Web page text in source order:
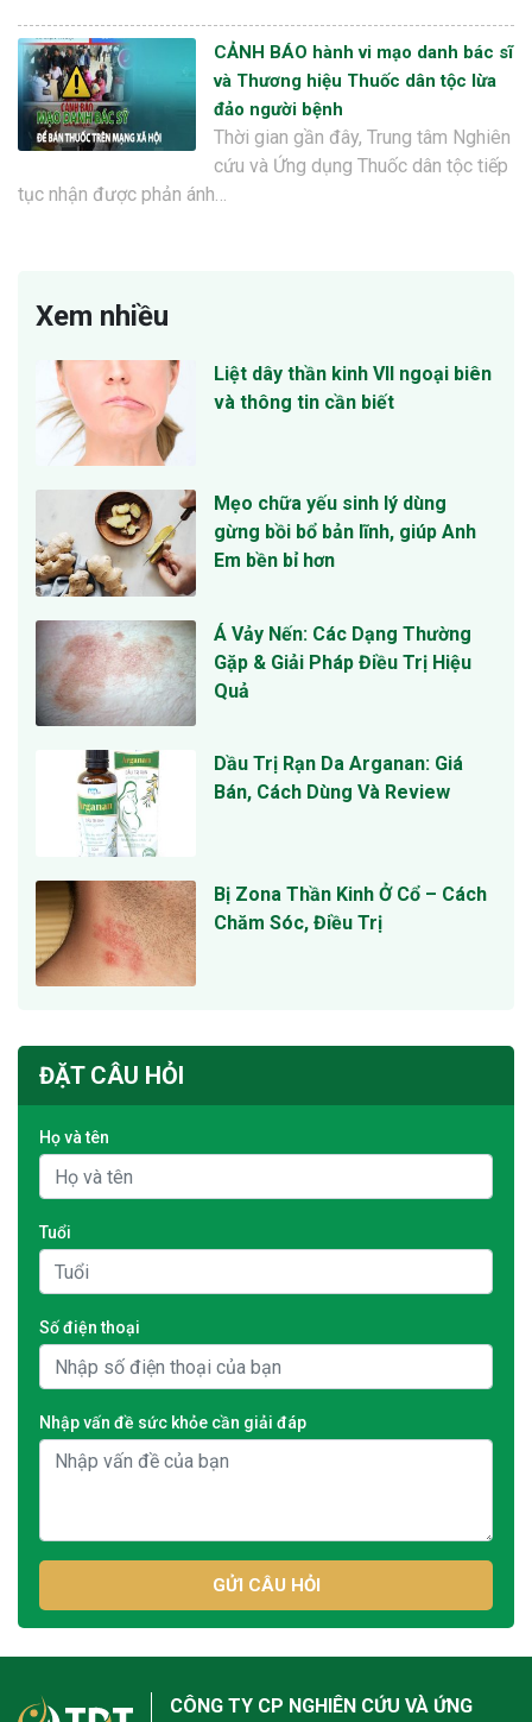
CẢNH BÁO hành vi mạo danh bác sĩ
và Thương hiệu Thuốc dân tộc lừa
đảo người bệnh
Thời gian gần đây, Trung tâm Nghiên
cứu và Ứng dụng Thuốc dân tộc tiếp
tục nhận được phản ánh…
Xem nhiều
Liệt dây thần kinh VII ngoại biên
và thông tin cần biết
Mẹo chữa yếu sinh lý dùng
gừng bồi bổ bản lĩnh, giúp Anh
Em bền bỉ hơn
Á Vảy Nến: Các Dạng Thường
Gặp & Giải Pháp Điều Trị Hiệu
Quả
Dầu Trị Rạn Da Arganan: Giá
Bán, Cách Dùng Và Review
Bị Zona Thần Kinh Ở Cổ – Cách
Chăm Sóc, Điều Trị
ĐẶT CÂU HỎI
Họ và tên
Tuổi
Số điện thoại
Nhập vấn đề sức khỏe cần giải đáp
GỬI CÂU HỎI
CÔNG TY CP NGHIÊN CỨU VÀ ỨNG